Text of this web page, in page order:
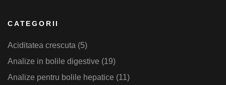
CATEGORII
Aciditatea crescuta (5)
Analize in bolile digestive (19)
Analize pentru bolile hepatice (11)